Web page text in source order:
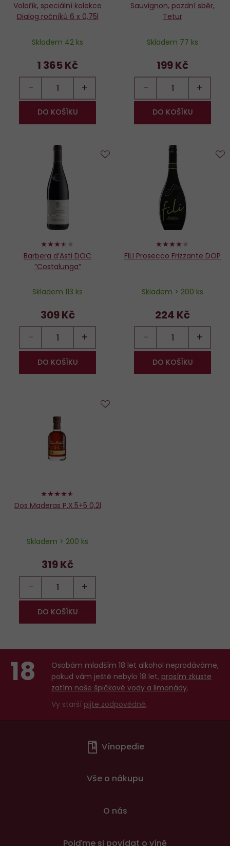
Volařík, speciální kolekce
Dialog ročníků 6 x 0,75l
Skladem 42 ks
1 365 Kč
− +
DO KOŠÍKU
Sauvignon, pozdní sběr,
Tetur
Skladem 77 ks
199 Kč
− +
DO KOŠÍKU
70%
Barbera d’Asti DOC
”Costalunga”
Skladem 113 ks
309 Kč
− +
DO KOŠÍKU
82%
FILI Prosecco Frizzante DOP
Skladem > 200 ks
224 Kč
− +
DO KOŠÍKU
90%
Dos Maderas P.X.5+5 0,2l
Skladem > 200 ks
319 Kč
− +
DO KOŠÍKU
18
Osobám mladším 18 let alkohol neprodáváme,
pokud vám ještě nebylo 18 let, prosím zkuste
zatím naše špičkové vody a limonády.
Vy starší pijte zodpovědně.
Vínopedie
Vše o nákupu
O nás
Pojďme si povídat o víně